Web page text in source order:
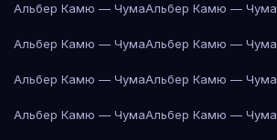
Альбер Камю — ЧумаАльбер Камю — Чума
Альбер Камю — ЧумаАльбер Камю — Чума
Альбер Камю — ЧумаАльбер Камю — Чума
Альбер Камю — ЧумаАльбер Камю — Чума